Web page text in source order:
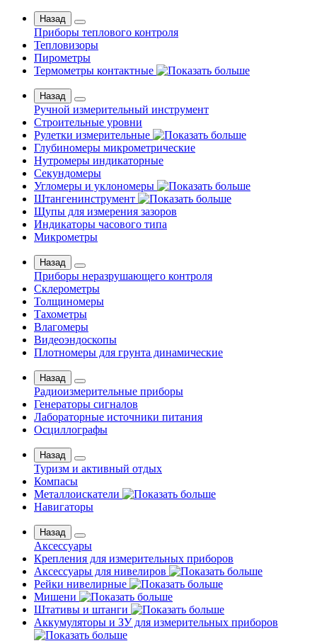
Назад
Приборы теплового контроля
Тепловизоры
Пирометры
Термометры контактные
Назад
Ручной измерительный инструмент
Строительные уровни
Рулетки измерительные
Глубиномеры микрометрические
Нутромеры индикаторные
Секундомеры
Угломеры и уклономеры
Штангенинструмент
Щупы для измерения зазоров
Индикаторы часового типа
Микрометры
Назад
Приборы неразрушающего контроля
Склерометры
Толщиномеры
Тахометры
Влагомеры
Видеоэндоскопы
Плотномеры для грунта динамические
Назад
Радиоизмерительные приборы
Генераторы сигналов
Лабораторные источники питания
Осциллографы
Назад
Туризм и активный отдых
Компасы
Металлоискатели
Навигаторы
Назад
Аксессуары
Крепления для измерительных приборов
Аксессуары для нивелиров
Рейки нивелирные
Мишени
Штативы и штанги
Аккумуляторы и ЗУ для измерительных приборов